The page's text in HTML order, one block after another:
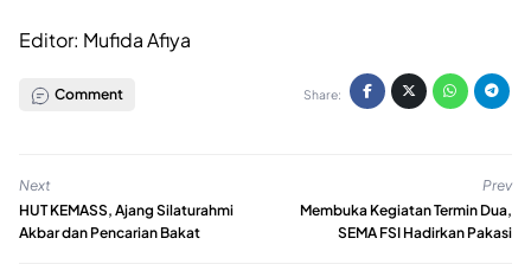
Editor: Mufida Afiya
Comment Share:
Next
HUT KEMASS, Ajang Silaturahmi
Akbar dan Pencarian Bakat
Prev
Membuka Kegiatan Termin Dua,
SEMA FSI Hadirkan Pakasi